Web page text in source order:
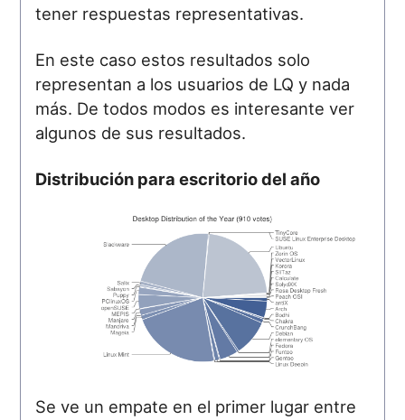
tener respuestas representativas.
En este caso estos resultados solo
representan a los usuarios de LQ y nada
más. De todos modos es interesante ver
algunos de sus resultados.
Distribución para escritorio del año
Se ve un empate en el primer lugar entre